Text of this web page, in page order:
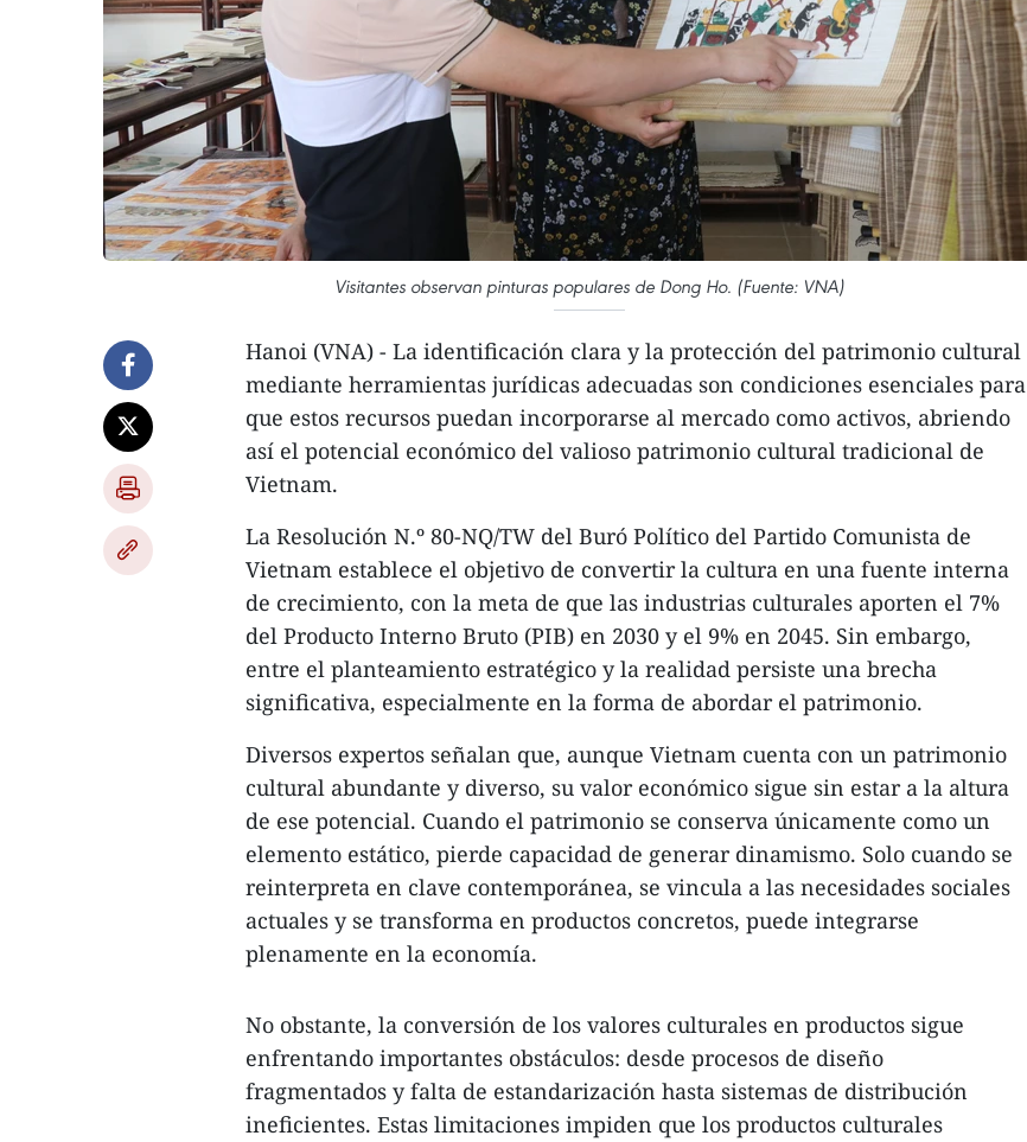
Visitantes observan pinturas populares de Dong Ho. (Fuente: VNA)
Hanoi (VNA) - La identificación clara y la protección del patrimonio cultural
mediante herramientas jurídicas adecuadas son condiciones esenciales para
que estos recursos puedan incorporarse al mercado como activos, abriendo
así el potencial económico del valioso patrimonio cultural tradicional de
Vietnam.
La Resolución N.º 80-NQ/TW del Buró Político del Partido Comunista de
Vietnam establece el objetivo de convertir la cultura en una fuente interna
de crecimiento, con la meta de que las industrias culturales aporten el 7%
del Producto Interno Bruto (PIB) en 2030 y el 9% en 2045. Sin embargo,
entre el planteamiento estratégico y la realidad persiste una brecha
significativa, especialmente en la forma de abordar el patrimonio.
Diversos expertos señalan que, aunque Vietnam cuenta con un patrimonio
cultural abundante y diverso, su valor económico sigue sin estar a la altura
de ese potencial. Cuando el patrimonio se conserva únicamente como un
elemento estático, pierde capacidad de generar dinamismo. Solo cuando se
reinterpreta en clave contemporánea, se vincula a las necesidades sociales
actuales y se transforma en productos concretos, puede integrarse
plenamente en la economía.
No obstante, la conversión de los valores culturales en productos sigue
enfrentando importantes obstáculos: desde procesos de diseño
fragmentados y falta de estandarización hasta sistemas de distribución
ineficientes. Estas limitaciones impiden que los productos culturales